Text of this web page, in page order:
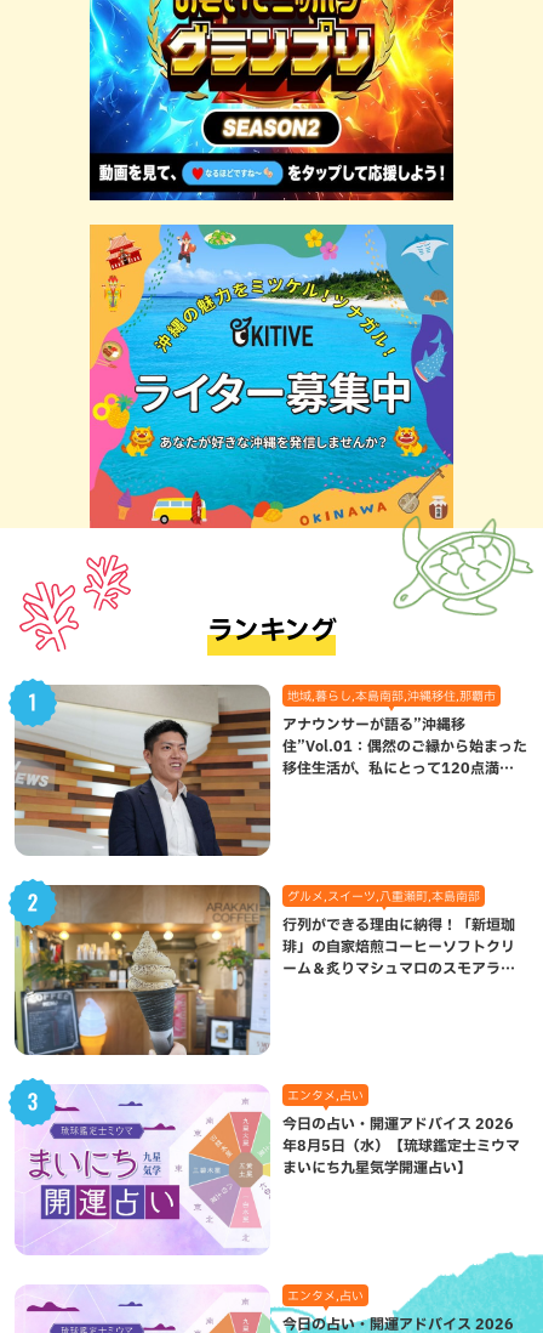
ランキング
地域,暮らし,本島南部,沖縄移住,那覇市
アナウンサーが語る”沖縄移
住”Vol.01：偶然のご縁から始まった
移住生活が、私にとって120点満点
グルメ,スイーツ,八重瀬町,本島南部
行列ができる理由に納得！「新垣珈
琲」の自家焙煎コーヒーソフトクリ
ーム＆炙りマシュマロのスモアラテ
エンタメ,占い
今日の占い・開運アドバイス 2026
年8月5日（水）【琉球鑑定士ミウマ
まいにち九星気学開運占い】
エンタメ,占い
今日の占い・開運アドバイス 2026